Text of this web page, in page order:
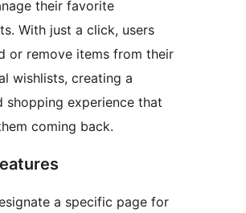
their favorite
With just a click, users
or remove items from their
wishlists, creating a
shopping experience that
coming back.
a specific page for